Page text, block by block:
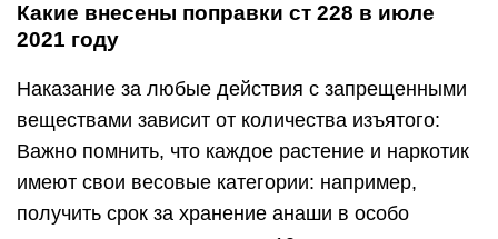
Какие внесены поправки ст 228 в июле
2021 году
Наказание за любые действия с запрещенными
веществами зависит от количества изъятого:
Важно помнить, что каждое растение и наркотик
имеют свои весовые категории: например,
получить срок за хранение анаши в особо